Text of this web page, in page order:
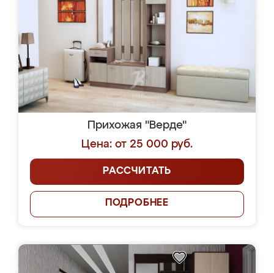
Прихожая "Верде"
Цена: от 25 000 руб.
РАССЧИТАТЬ
ПОДРОБНЕЕ